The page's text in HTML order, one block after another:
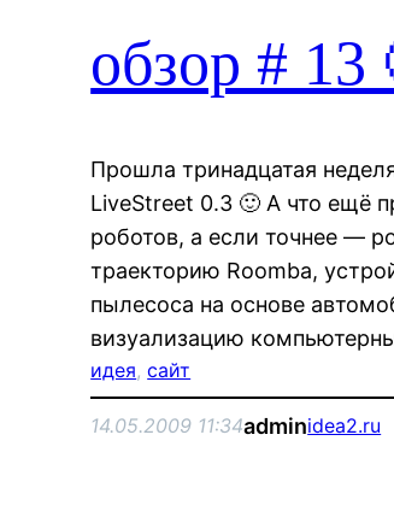
обзор # 13
Прошла тринадцатая
LiveStreet 0.3 🙂 А что ещё
роботов, а если точнее —
траекторию Roomba,
пылесоса на основе
визуализацию
идея, сайт
14.05.2009 11:34adminidea2.ru